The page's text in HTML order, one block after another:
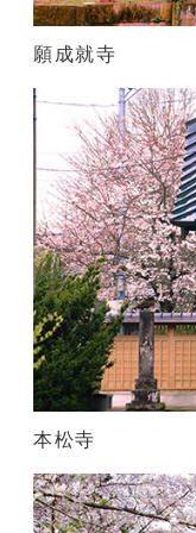
願成就寺
本松寺